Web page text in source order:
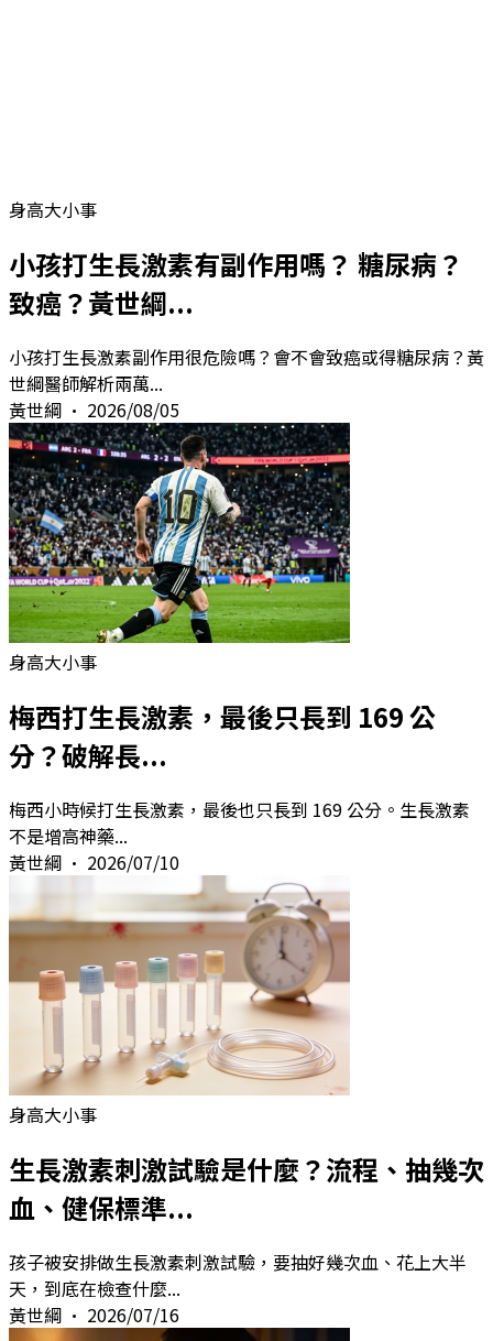
身高大小事
小孩打生長激素有副作用嗎？ 糖尿病？
致癌？黃世綱...
小孩打生長激素副作用很危險嗎？會不會致癌或得糖尿病？黃
世綱醫師解析兩萬...
黃世綱 • 2026/08/05
身高大小事
梅西打生長激素，最後只長到 169 公
分？破解長...
梅西小時候打生長激素，最後也只長到 169 公分。生長激素
不是增高神藥...
黃世綱 • 2026/07/10
身高大小事
生長激素刺激試驗是什麼？流程、抽幾次
血、健保標準...
孩子被安排做生長激素刺激試驗，要抽好幾次血、花上大半
天，到底在檢查什麼...
黃世綱 • 2026/07/16